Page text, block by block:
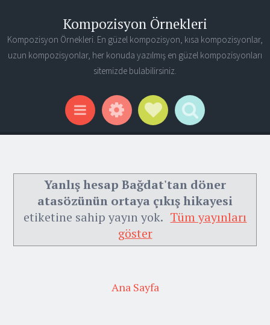
Kompozisyon Örnekleri
Kompozisyon Örnekleri. En güzel kompozisyon, kısa kompozisyonlar,
uzun kompozisyonlar, her konuda yazılmış en güzel kompozisyonları
sitemizde bulabilirsiniz.
Menu WidgetsSocial Links
Search
Yanlış hesap Bağdat'tan döner
atasözünün ortaya çıkış hikayesi
etiketine sahip yayın yok. Tüm yayınları
göster
Ana Sayfa